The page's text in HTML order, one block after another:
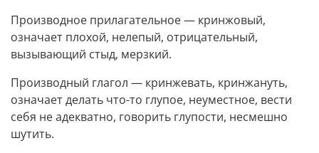
Производное прилагательное — кринжовый,
означает плохой, нелепый, отрицательный,
вызывающий стыд, мерзкий.
Производный глагол — кринжевать, кринжануть,
означает делать что-то глупое, неуместное, вести
себя не адекватно, говорить глупости, несмешно
шутить.